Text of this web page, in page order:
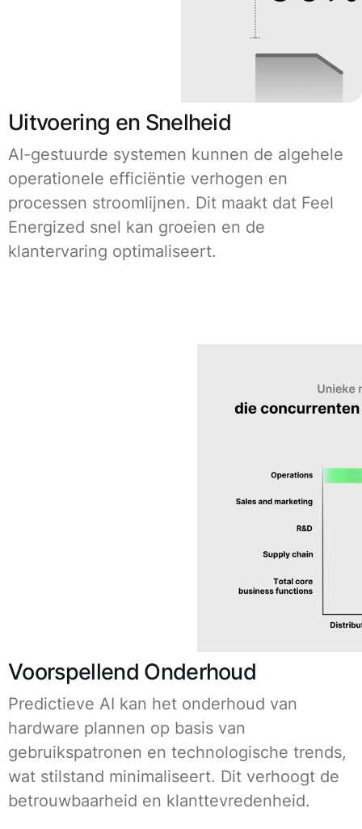
Uitvoering en Snelheid
AI-gestuurde systemen kunnen de algehele
operationele efficiëntie verhogen en
processen stroomlijnen. Dit maakt dat Feel
Energized snel kan groeien en de
klantervaring optimaliseert.
Voorspellend Onderhoud
Predictieve AI kan het onderhoud van
hardware plannen op basis van
gebruikspatronen en technologische trends,
wat stilstand minimaliseert. Dit verhoogt de
betrouwbaarheid en klanttevredenheid.